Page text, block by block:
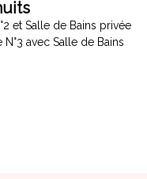
et Salle de Bains privée
avec Salle de Bains